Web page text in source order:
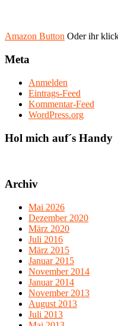
Amazon Button Oder ihr
Meta
Anmelden
Eintrags-Feed
Kommentar-Feed
WordPress.org
Hol mich auf´s Handy
Archiv
Mai 2026
Dezember 2020
März 2020
Juli 2016
März 2015
Januar 2015
November 2014
Januar 2014
November 2013
August 2013
Juli 2013